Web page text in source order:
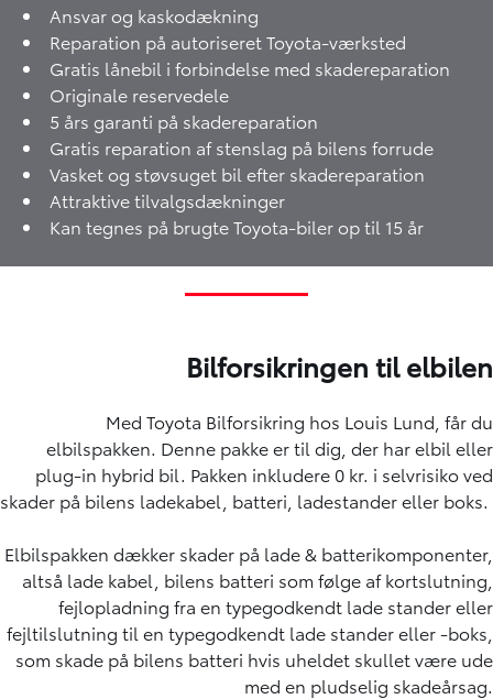
Ansvar og kaskodækning
Reparation på autoriseret Toyota-værksted
Gratis lånebil i forbindelse med skadereparation
Originale reservedele
5 års garanti på skadereparation
Gratis reparation af stenslag på bilens forrude
Vasket og støvsuget bil efter skadereparation
Attraktive tilvalgsdækninger
Kan tegnes på brugte Toyota-biler op til 15 år
Bilforsikringen til elbilen
Med Toyota Bilforsikring hos Louis Lund, får du
elbilspakken. Denne pakke er til dig, der harelbil eller
plug-in hybrid bil . Pakken inkludere 0 kr. i selvrisiko ved
skader på bilens ladekabel, batteri, ladestander eller boks.
Elbilspakken dækker skader på lade & batterikomponenter,
altså lade kabel, bilens batteri som følge af kortslutning,
fejlopladning fra en typegodkendt lade stander eller
fejltilslutning til en typegodkendt lade stander eller -boks,
som skade på bilens batteri hvis uheldet skullet være ude
med en pludselig skadeårsag.